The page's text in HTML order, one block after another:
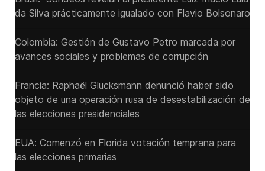
da Silva prácticamente igualado con Flavio Bolsonaro
Colombia: Gestión de Gustavo Petro marcada por
avances sociales y problemas de corrupción
Francia: Raphaël Glucksmann denunció haber sido
objeto de una operación rusa de desestabilización de
las elecciones presidenciales
EUA: Comenzó en Florida votación temprana para
las elecciones primarias